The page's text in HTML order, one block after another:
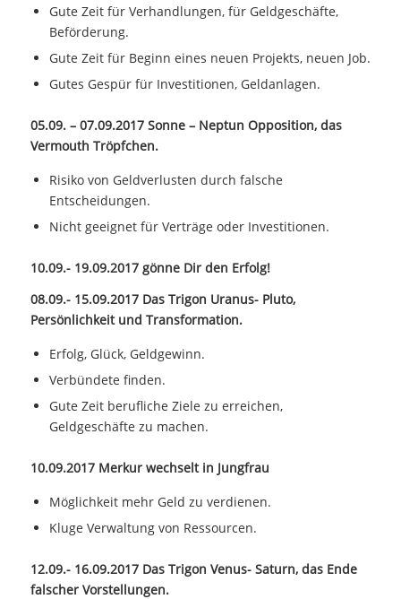
Gute Zeit für Verhandlungen, für Geldgeschäfte,
Beförderung.
Gute Zeit für Beginn eines neuen Projekts, neuen Job.
Gutes Gespür für Investitionen, Geldanlagen.
05.09. – 07.09.2017 Sonne – Neptun Opposition, das
Vermouth Tröpfchen.
Risiko von Geldverlusten durch falsche
Entscheidungen.
Nicht geeignet für Verträge oder Investitionen.
10.09.- 19.09.2017 gönne Dir den Erfolg!
08.09.- 15.09.2017 Das Trigon Uranus- Pluto,
Persönlichkeit und Transformation.
Erfolg, Glück, Geldgewinn.
Verbündete finden.
Gute Zeit berufliche Ziele zu erreichen,
Geldgeschäfte zu machen.
10.09.2017 Merkur wechselt in Jungfrau
Möglichkeit mehr Geld zu verdienen.
Kluge Verwaltung von Ressourcen.
12.09.- 16.09.2017 Das Trigon Venus- Saturn, das Ende
falscher Vorstellungen.